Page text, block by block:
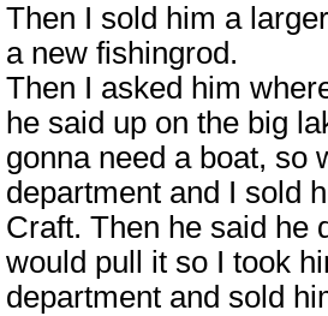
Then I sold him a
a new fishingrod.
Then I asked him
he said up on the big
gonna need a boat, so
department and I sold
Craft. Then he said he
would pull it so I took
department and sold